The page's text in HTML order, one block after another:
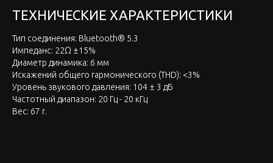
ТЕХНИЧЕСКИЕ ХАРАКТЕРИСТИКИ
Тип соединения: Bluetooth® 5.3
Импеданс: 22Ω ±15%
Диаметр динамика: 6 мм
Искажений общего гармонического (THD): <3%
Уровень звукового давления: 104 ± 3 дБ
Частотный диапазон: 20 Гц - 20 кГц
Вес: 67 г.